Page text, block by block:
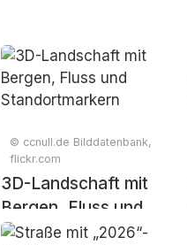
© ccnull.de Bilddatenbank,
flickr.com
3D-Landschaft mit
Bergen, Fluss und
Standortmarkern